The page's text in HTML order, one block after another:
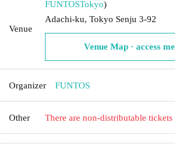
Venue
FUNTOSTokyo)
Adachi-ku, Tokyo Senju 3-92
Venue Map · access
Organizer FUNTOS
Other There are non-distributable tickets